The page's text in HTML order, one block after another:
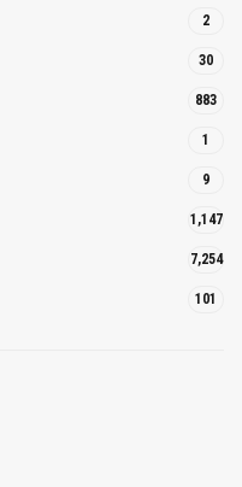
2
30
883
1
9
1,147
7,254
101